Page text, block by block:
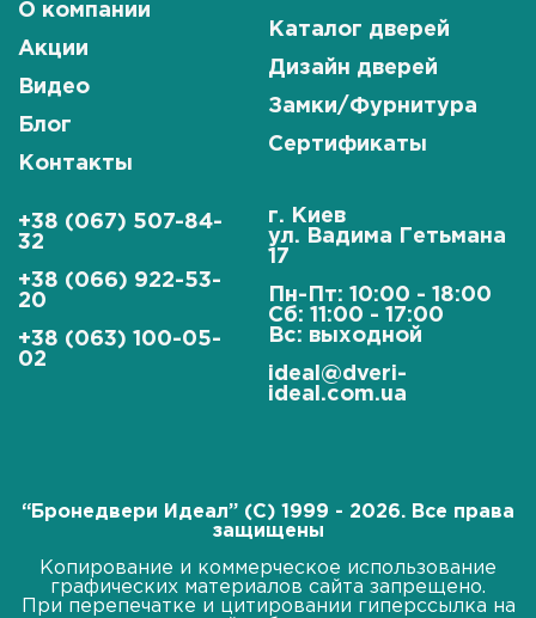
О компании
Акции
Видео
Блог
Контакты
Каталог дверей
Дизайн дверей
Замки/Фурнитура
Сертификаты
+38 (067) 507-84-
32
+38 (066) 922-53-
20
+38 (063) 100-05-
02
г. Киев
ул. Вадима Гетьмана
17
Пн-Пт: 10:00 - 18:00
Сб: 11:00 - 17:00
Вс: выходной
ideal@dveri-
ideal.com.ua
“Бронедвери Идеал” (C) 1999 - 2026. Все права
защищены
Копирование и коммерческое использование
графических материалов сайта запрещено.
При перепечатке и цитировании гиперссылка на